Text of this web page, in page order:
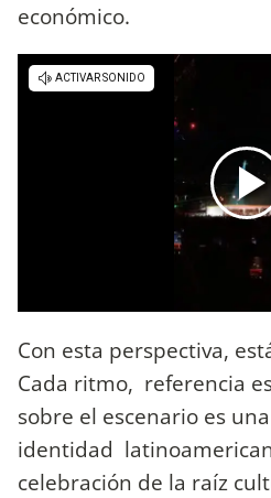
económico.
Con esta perspectiva,
Cada ritmo, referencia
sobre el escenario es
identidad
celebración de la raíz